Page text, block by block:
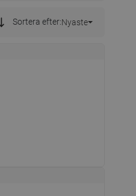
Sortera efter:Nyaste